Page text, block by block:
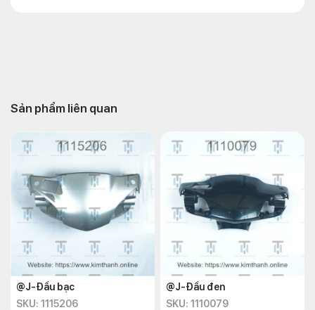
Sản phẩm liên quan
@J-Đầu bạc
SKU: 1115206
@J-Đầu đen
SKU: 1110079